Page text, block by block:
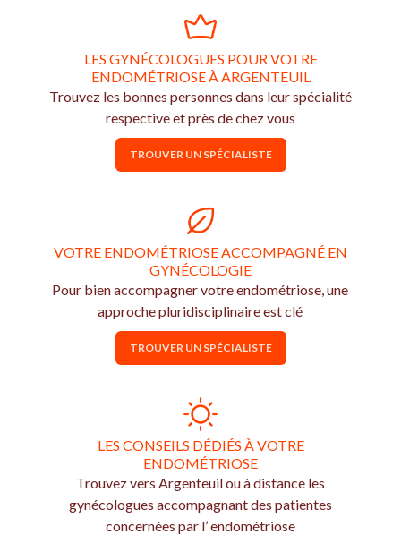
LES GYNÉCOLOGUES POUR VOTRE
ENDOMÉTRIOSE À ARGENTEUIL
Trouvez les bonnes personnes dans leur spécialité
respective et près de chez vous
TROUVER UN SPÉCIALISTE
VOTRE ENDOMÉTRIOSE ACCOMPAGNÉ EN
GYNÉCOLOGIE
Pour bien accompagner votre endométriose, une
approche pluridisciplinaire est clé
TROUVER UN SPÉCIALISTE
LES CONSEILS DÉDIÉS À VOTRE
ENDOMÉTRIOSE
Trouvez vers Argenteuil ou à distance les
gynécologues accompagnant des patientes
concernées par l’ endométriose